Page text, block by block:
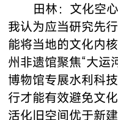
田林：文化空
我认为应当研究先
能将当地的文化内
州非遗馆聚焦“大运
博物馆专展水利科
行才能有效避免文
活化旧空间优于新